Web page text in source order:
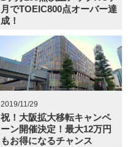
月でTOEIC800点オーバー達
成！
2019/11/29
祝！大阪拡大移転キャンペ
ーン開催決定！最大12万円
もお得になるチャンス